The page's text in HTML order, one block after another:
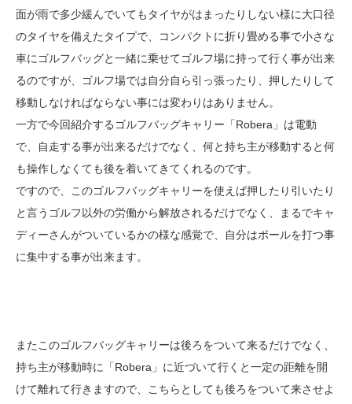
面が雨で多少緩んでいてもタイヤがはまったりしない様に大口径
のタイヤを備えたタイプで、コンパクトに折り畳める事で小さな
車にゴルフバッグと一緒に乗せてゴルフ場に持って行く事が出来
るのですが、ゴルフ場では自分自ら引っ張ったり、押したりして
移動しなければならない事には変わりはありません。
一方で今回紹介するゴルフバッグキャリー「Robera」は電動
で、自走する事が出来るだけでなく、何と持ち主が移動すると何
も操作しなくても後を着いてきてくれるのです。
ですので、このゴルフバッグキャリーを使えば押したり引いたり
と言うゴルフ以外の労働から解放されるだけでなく、まるでキャ
ディーさんがついているかの様な感覚で、自分はボールを打つ事
に集中する事が出来ます。
またこのゴルフバッグキャリーは後ろをついて来るだけでなく、
持ち主が移動時に「Robera」に近づいて行くと一定の距離を開
けて離れて行きますので、こちらとしても後ろをついて来させよ